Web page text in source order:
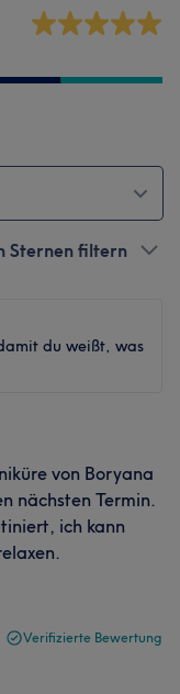
Sternen filtern
du weißt, was
von Boryana
nächsten Termin.
ich kann
Verifizierte Bewertung